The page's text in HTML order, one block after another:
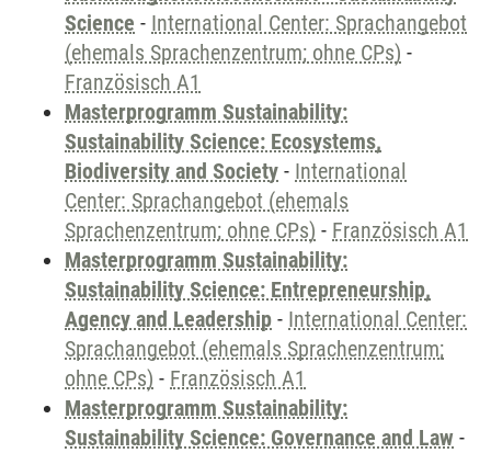
Science - International Center: Sprachangebot
(ehemals Sprachenzentrum; ohne CPs) -
Französisch A1
Masterprogramm Sustainability:
Sustainability Science: Ecosystems,
Biodiversity and Society - International
Center: Sprachangebot (ehemals
Sprachenzentrum; ohne CPs) - Französisch A1
Masterprogramm Sustainability:
Sustainability Science: Entrepreneurship,
Agency and Leadership - International Center:
Sprachangebot (ehemals Sprachenzentrum;
ohne CPs) - Französisch A1
Masterprogramm Sustainability:
Sustainability Science: Governance and Law -